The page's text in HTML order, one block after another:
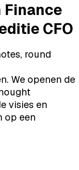
Finance
CFO
round
We openen de
visies en
op een